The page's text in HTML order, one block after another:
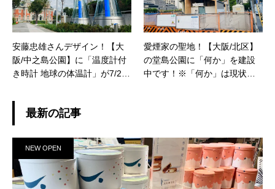
の歩行者デッキが完成間近で
した！ 【渡辺橋駅/肥後橋駅】
安藤忠雄さんデザイン！【大
阪/中之島公園】に「温度計付
き時計 地球の体温計」が7/26
愛煙家の聖地！【大阪/北区】
の堂島公園に「何か」を建設
中です！※「何か」は現状非
最新の記事
NEW OPEN